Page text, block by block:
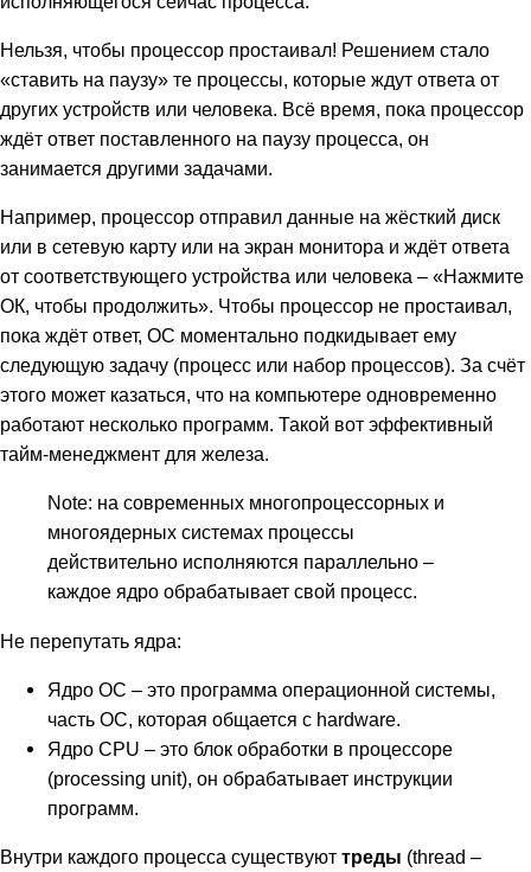
Нельзя, чтобы процессор простаивал! Решением стало
«ставить на паузу» те процессы, которые ждут ответа от
других устройств или человека. Всё время, пока процессор
ждёт ответ поставленного на паузу процесса, он
занимается другими задачами.
Например, процессор отправил данные на жёсткий диск
или в сетевую карту или на экран монитора и ждёт ответа
от соответствующего устройства или человека – «Нажмите
ОК, чтобы продолжить». Чтобы процессор не простаивал,
пока ждёт ответ, ОС моментально подкидывает ему
следующую задачу (процесс или набор процессов). За счёт
этого может казаться, что на компьютере одновременно
работают несколько программ. Такой вот эффективный
тайм-менеджмент для железа.
Note: на современных многопроцессорных и
многоядерных системах процессы
действительно исполняются параллельно –
каждое ядро обрабатывает свой процесс.
Не перепутать ядра:
Ядро ОС – это программа операционной системы,
часть ОС, которая общается с hardware.
Ядро CPU – это блок обработки в процессоре
(processing unit), он обрабатывает инструкции
программ.
Внутри каждого процесса существуют треды (thread –